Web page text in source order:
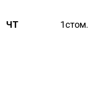
ЧТ 1стом.